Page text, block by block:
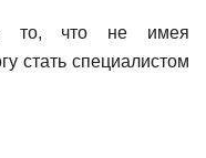
то, что не имея
стать специалистом